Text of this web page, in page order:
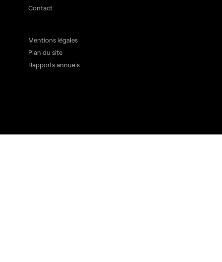
Contact
Mentions légales
Plan du site
Rapports annuels